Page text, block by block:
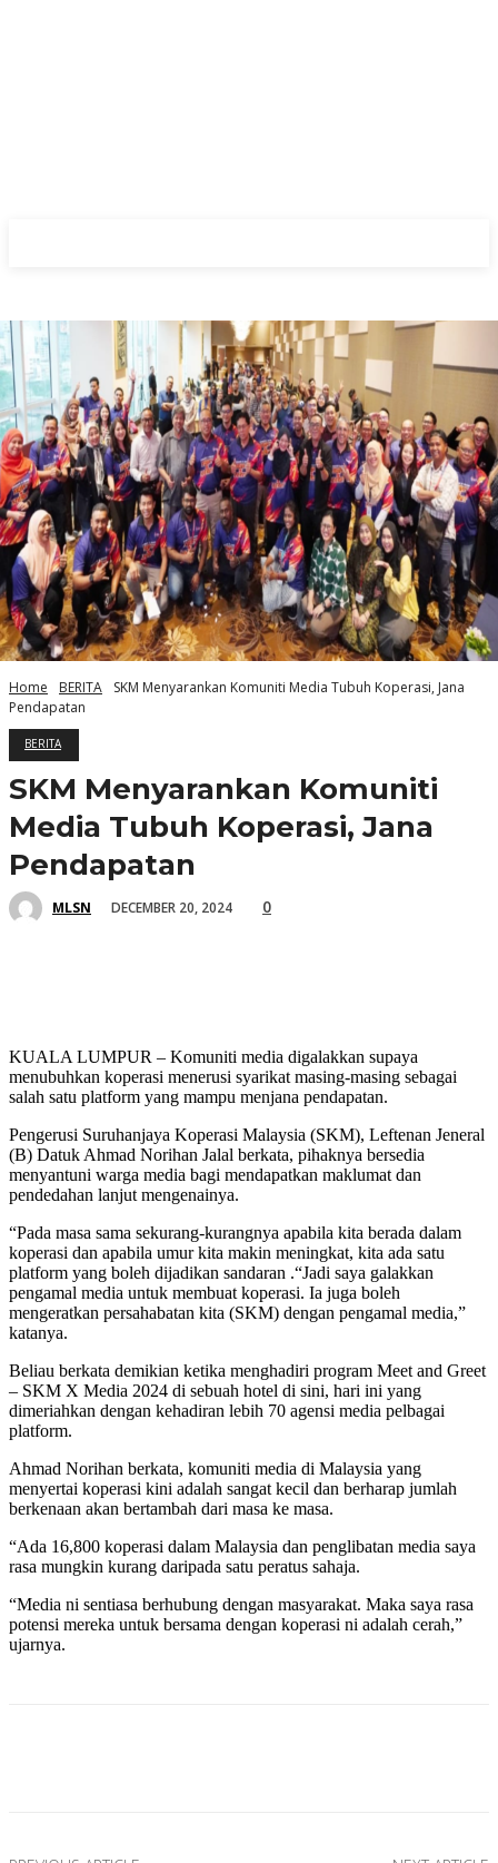
Home BERITA
SKM Menyarankan Komuniti Media Tubuh Koperasi, Jana
Pendapatan
BERITA
SKM Menyarankan Komuniti
Media Tubuh Koperasi, Jana
Pendapatan
MLSN DECEMBER 20, 2024 0
KUALA LUMPUR – Komuniti media digalakkan supaya
menubuhkan koperasi menerusi syarikat masing-masing sebagai
salah satu platform yang mampu menjana pendapatan.
Pengerusi Suruhanjaya Koperasi Malaysia (SKM), Leftenan Jeneral
(B) Datuk Ahmad Norihan Jalal berkata, pihaknya bersedia
menyantuni warga media bagi mendapatkan maklumat dan
pendedahan lanjut mengenainya.
“Pada masa sama sekurang-kurangnya apabila kita berada dalam
koperasi dan apabila umur kita makin meningkat, kita ada satu
platform yang boleh dijadikan sandaran .“Jadi saya galakkan
pengamal media untuk membuat koperasi. Ia juga boleh
mengeratkan persahabatan kita (SKM) dengan pengamal media,”
katanya.
Beliau berkata demikian ketika menghadiri program Meet and Greet
– SKM X Media 2024 di sebuah hotel di sini, hari ini yang
dimeriahkan dengan kehadiran lebih 70 agensi media pelbagai
platform.
Ahmad Norihan berkata, komuniti media di Malaysia yang
menyertai koperasi kini adalah sangat kecil dan berharap jumlah
berkenaan akan bertambah dari masa ke masa.
“Ada 16,800 koperasi dalam Malaysia dan penglibatan media saya
rasa mungkin kurang daripada satu peratus sahaja.
“Media ni sentiasa berhubung dengan masyarakat. Maka saya rasa
potensi mereka untuk bersama dengan koperasi ni adalah cerah,”
ujarnya.